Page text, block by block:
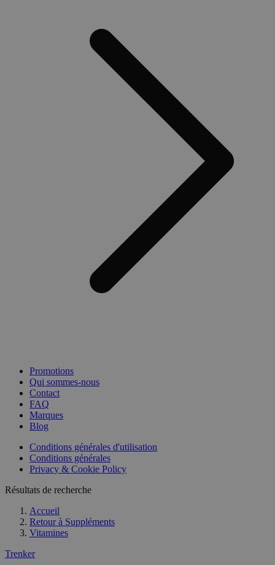
Promotions
Qui sommes-nous
Contact
FAQ
Marques
Blog
Conditions générales d'utilisation
Conditions générales
Privacy & Cookie Policy
Résultats de recherche
Accueil
Retour à Suppléments
Vitamines
Trenker